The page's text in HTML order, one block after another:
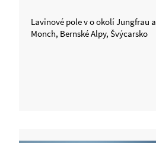
Lavinové pole v o okolí Jungfrau a
Monch, Bernské Alpy, Švýcarsko